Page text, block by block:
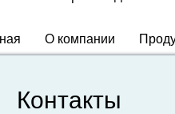
О компании
Контакты